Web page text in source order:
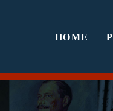
HOME